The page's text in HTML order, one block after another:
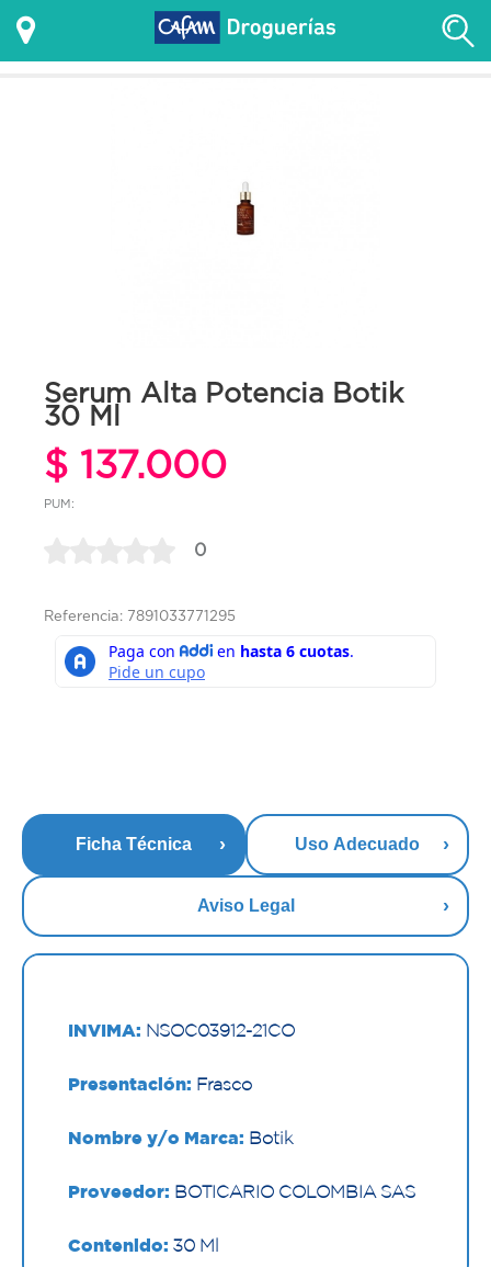
Serum Alta Potencia Botik
30 Ml
$ 137.000
PUM:
0
Referencia: 7891033771295
Ficha Técnica Uso Adecuado
Aviso Legal
INVIMA: NSOC03912-21CO
Presentación: Frasco
Nombre y/o Marca: Botik
Proveedor: BOTICARIO COLOMBIA SAS
Contenido: 30 Ml